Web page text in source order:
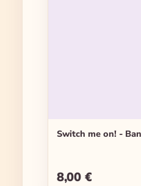
Switch me on! -
Regulärer Preis:
8,00 €